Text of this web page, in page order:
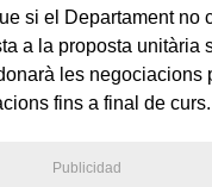
si el Departament no
a la proposta unitària
les negociacions
fins a final de curs.